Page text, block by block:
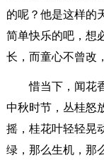
的呢？他是这样的
简单快乐的吧，想
长，而童心不曾改
惜当下，闻花
中秋时节，丛桂怒
摇，桂花叶轻轻晃
绿，那么生机，那